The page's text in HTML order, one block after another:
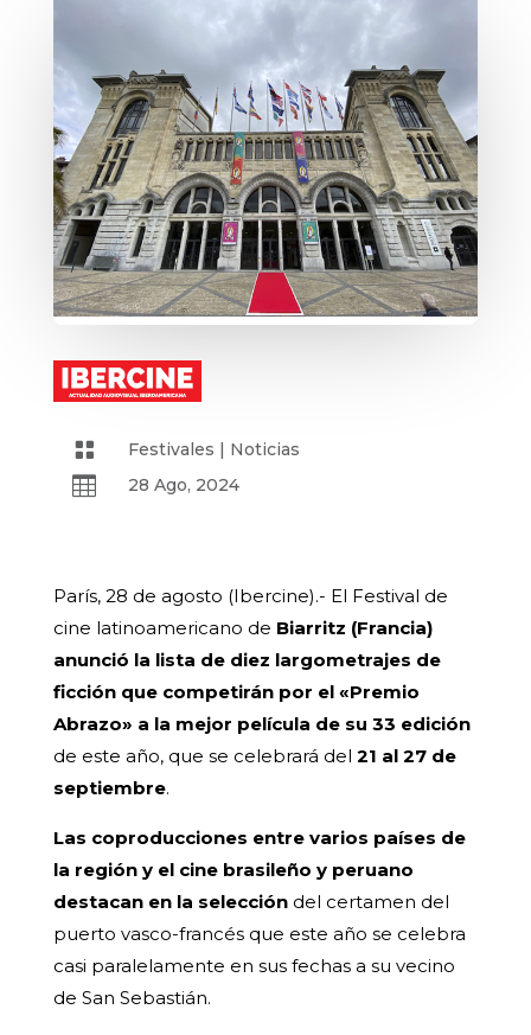
 Festivales | Noticias
 28 Ago, 2024
París, 28 de agosto (Ibercine).- El Festival de
cine latinoamericano de Biarritz (Francia)
anunció la lista de diez largometrajes de
ficción que competirán por el «Premio
Abrazo» a la mejor película de su 33 edición
de este año, que se celebrará del 21 al 27 de
septiembre.
Las coproducciones entre varios países de
la región y el cine brasileño y peruano
destacan en la seleccióndel certamen del
puerto vasco-francés que este año se celebra
casi paralelamente en sus fechas a su vecino
de San Sebastián.